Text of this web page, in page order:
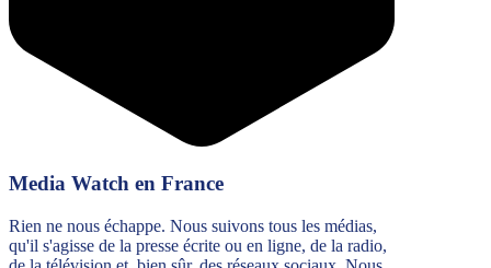
Media Watch en France
Rien ne nous échappe. Nous suivons tous les médias,
qu'il s'agisse de la presse écrite ou en ligne, de la radio,